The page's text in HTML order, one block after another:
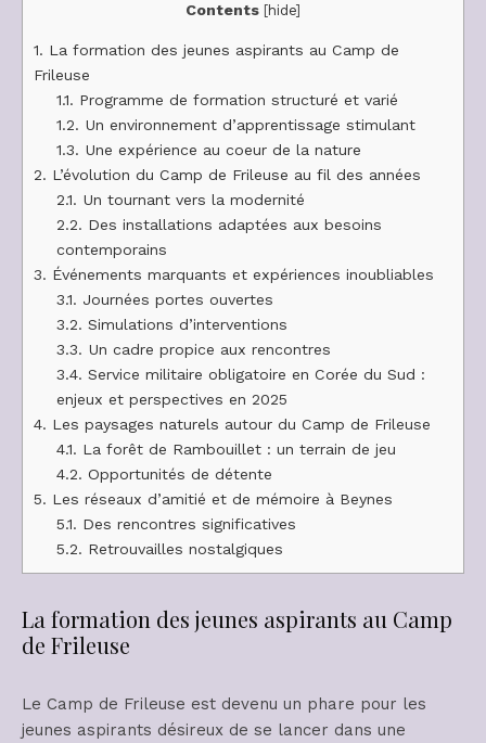
Contents [hide]
1. La formation des jeunes aspirants au Camp de
Frileuse
1.1. Programme de formation structuré et varié
1.2. Un environnement d’apprentissage stimulant
1.3. Une expérience au coeur de la nature
2. L’évolution du Camp de Frileuse au fil des années
2.1. Un tournant vers la modernité
2.2. Des installations adaptées aux besoins
contemporains
3. Événements marquants et expériences inoubliables
3.1. Journées portes ouvertes
3.2. Simulations d’interventions
3.3. Un cadre propice aux rencontres
3.4. Service militaire obligatoire en Corée du Sud :
enjeux et perspectives en 2025
4. Les paysages naturels autour du Camp de Frileuse
4.1. La forêt de Rambouillet : un terrain de jeu
4.2. Opportunités de détente
5. Les réseaux d’amitié et de mémoire à Beynes
5.1. Des rencontres significatives
5.2. Retrouvailles nostalgiques
La formation des jeunes aspirants au Camp
de Frileuse
Le Camp de Frileuse est devenu un phare pour les
jeunes aspirants désireux de se lancer dans une